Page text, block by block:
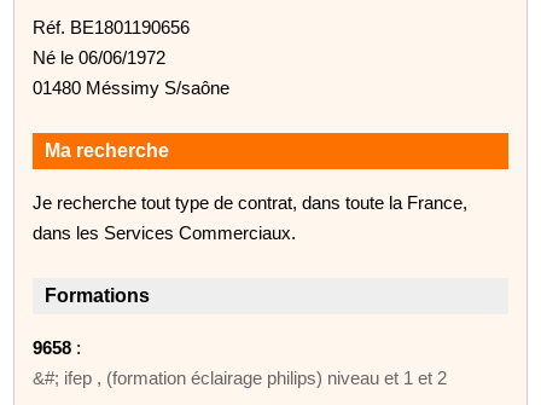
Réf. BE1801190656
Né le 06/06/1972
01480 Méssimy S/saône
Ma recherche
Je recherche tout type de contrat, dans toute la France,
dans les Services Commerciaux.
Formations
9658 :
&#; ifep , (formation éclairage philips) niveau et 1 et 2